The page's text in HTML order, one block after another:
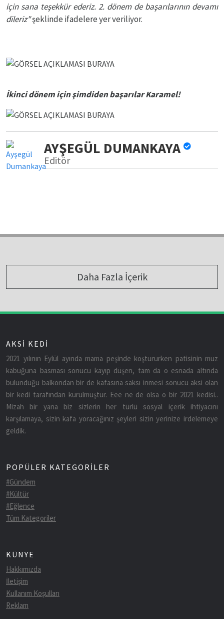
için sana teşekkür ederiz. 2. dönem de başarılarının devamı
dileriz"şeklinde ifadelere yer veriliyor.
İkinci dönem için şimdiden başarılar Karamel!
AYŞEGÜL DUMANKAYA
Editör
Daha Fazla İçerik
AKSİ KEDİ
2021 yılının Eylül ayında mama peşinde koştururken patisinin muz
kabuğuna basması sonucu kayıp düşen, tam da o esnada altında
bulunduğu balkondan bir de kafasına saksı inmesi sonucu aksi olan
bir kedi tarafından kurulmuştur. Eee ne de olsa o bir 2021 kedisi..
Mizah bir yana biz sizlerin her türlü sosyal içerik ihtiyacını
karşılamaya, sizin kafa yoracağınız şeyleri sizin yerinize irdelemeye
geldik.
POPÜLER KATEGORİLER
#Gündem
#Kültür
#Eğlence
Tüm Kategoriler
KÜNYE
Hakkımızda
İletişim
Kullanım Koşulları
Reklam